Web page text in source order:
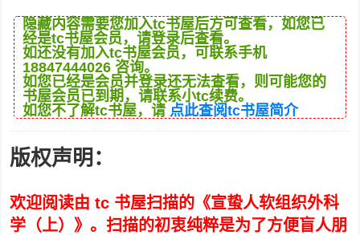
隐藏内容需要您加入tc书屋后方可查看，如您已
经是tc书屋会员，请登录后查看。
如还没有加入tc书屋会员，可联系手机
18847444026 咨询。
如您已经是会员并登录还无法查看，则可能您的
书屋会员已到期，请联系小tc续费。
如您不了解tc书屋，请 点此查阅tc书屋简介
版权声明：
欢迎阅读由 tc 书屋扫描的《宣蛰人软组织外科
学（上）》。扫描的初衷纯粹是为了方便盲人朋